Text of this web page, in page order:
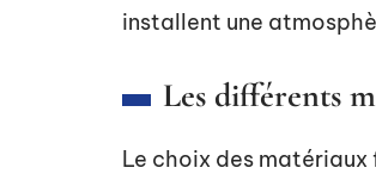
installent une
Les différents
Le choix des matériaux